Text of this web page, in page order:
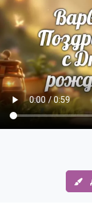
Пожелания
По именам
По годам